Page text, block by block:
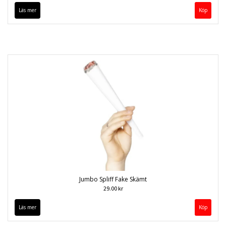
Läs mer
Jumbo Spliff Fake Skämt
29.00 kr
Läs mer